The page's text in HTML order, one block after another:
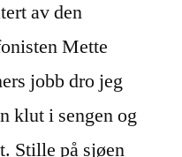
av den
Mette
jobb dro jeg
klut i sengen og
Stille på sjøen